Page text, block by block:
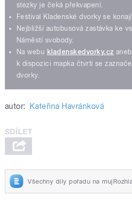
stezky je čeká překvapení.
Festival Kladenské dvorky se
Nejbližší autobusová zastávka ke
Náměstí svobody.
Na webu kladenskedvorky.cz
k dispozici mapka čtvrti se
dvorky.
autor: Kateřina Havránková
Všechny díly pořadu na